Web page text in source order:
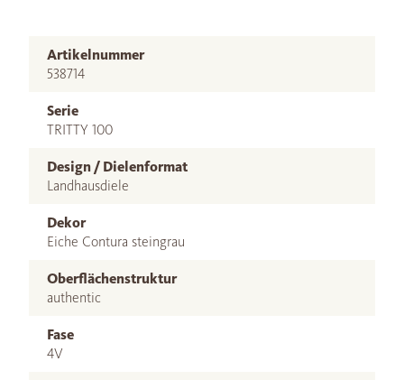
Artikelnummer
538714
Serie
TRITTY 100
Design / Dielenformat
Landhausdiele
Dekor
Eiche Contura steingrau
Oberflächenstruktur
authentic
Fase
4V